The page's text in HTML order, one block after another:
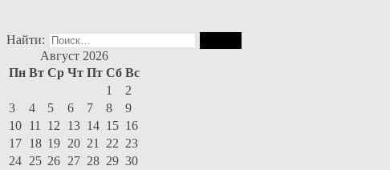
Найти:
Август 2026
Пн Вт Ср Чт Пт Сб Вс
1
2
3
4 5 6 7 8
9
10 11 12 13 14 15 16
17 18 19 20 21 22 23
24 25 26 27 28 29 30